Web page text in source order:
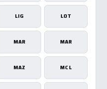
LIG LOT
MAR MAR
MAZ MCL